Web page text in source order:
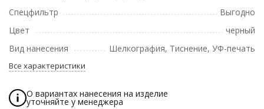
Спецфильтр
Выгодно
Цвет
черный
Вид нанесения
Шелкография, Тиснение, УФ-печать
Все характеристики
О вариантах нанесения на изделие
уточняйте у менеджера